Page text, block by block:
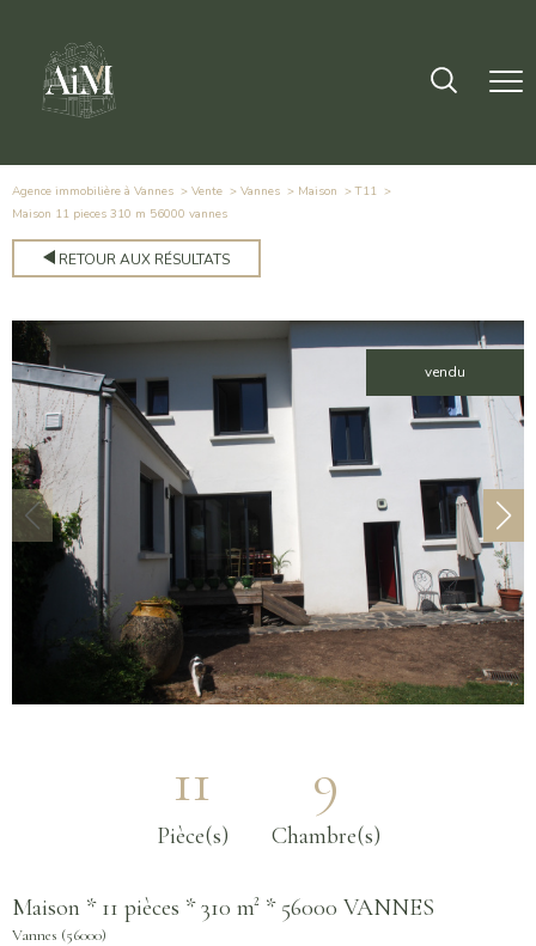
Agence immobilière à Vannes Vente Vannes Maison
T11
maison 11 pieces 310 m 56000 vannes
RETOUR AUX RÉSULTATS
vendu
11
Pièce(s)
9
Chambre(s)
Maison * 11 pièces * 310 m² * 56000 VANNES
Vannes (56000)